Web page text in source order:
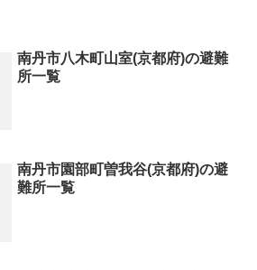
南丹市八木町山室(京都府)の避難
所一覧
南丹市園部町曽我谷(京都府)の避
難所一覧